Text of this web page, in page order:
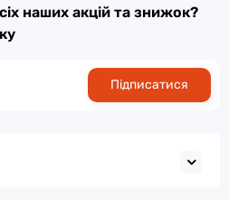
наших акцій та знижок?
Підписатися